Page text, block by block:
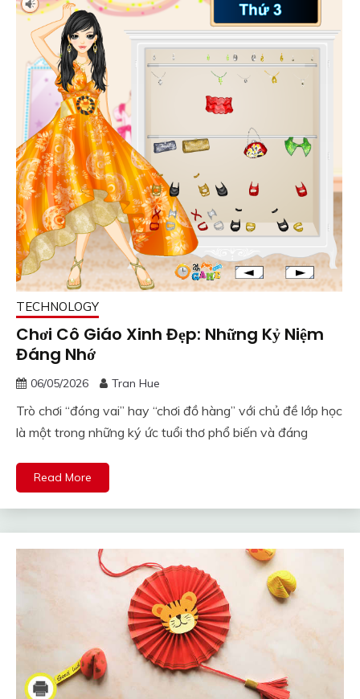
TECHNOLOGY
Chơi Cô Giáo Xinh Đẹp: Những Kỷ Niệm
Đáng Nhớ
06/05/2026 Tran Hue
Trò chơi “đóng vai” hay “chơi đồ hàng” với chủ đề lớp học
là một trong những ký ức tuổi thơ phổ biến và đáng
Read More